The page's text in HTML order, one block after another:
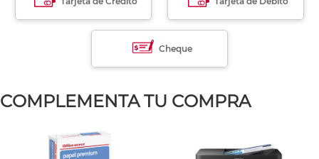
Cheque
COMPLEMENTA TU COMPRA